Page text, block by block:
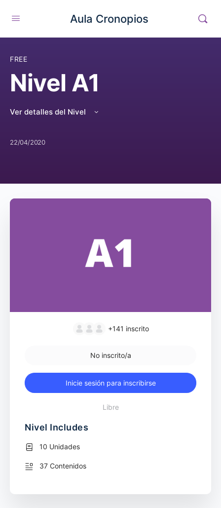
Aula Cronopios
FREE
Nivel A1
Ver detalles del Nivel
22/04/2020
+141 inscrito
No inscrito/a
Inicie sesión para inscribirse
Libre
Nivel Includes
10 Unidades
37 Contenidos